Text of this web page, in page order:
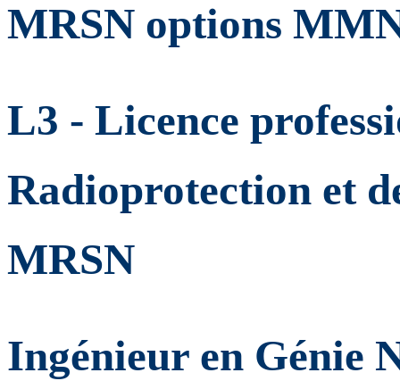
MRSN options
L3 - Licence
Radioprotection et
MRSN
Ingénieur en Génie